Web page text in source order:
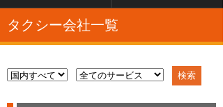
タクシー会社一覧